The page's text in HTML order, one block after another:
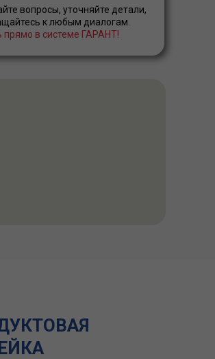
вопросы, уточняйте детали,
к любым диалогам.
прямо в системе ГАРАНТ!